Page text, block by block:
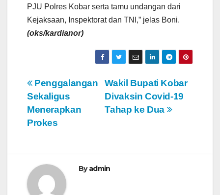
PJU Polres Kobar serta tamu undangan dari
Kejaksaan, Inspektorat dan TNI,” jelas Boni.
(oks/kardianor)
N
a
v
g
a
Wakil Bupati Kobar
Divaksin Covid-19
Tahap ke Dua
Penggalangan
Sekaligus
Menerapkan
Prokes
Byadmin